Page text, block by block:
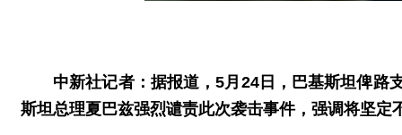
中新社记者：据报道，5月24日，巴基斯坦俾路
斯坦总理夏巴兹强烈谴责此次袭击事件，强调将坚